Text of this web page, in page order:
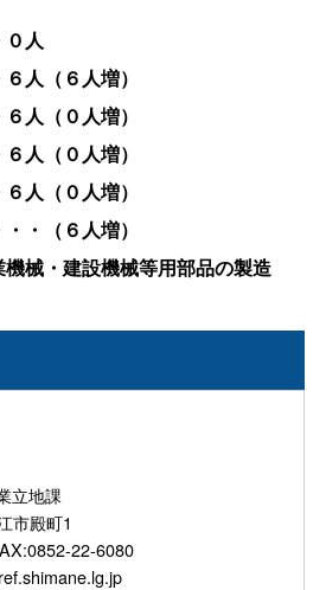
０人
人（６人増）
人（０人増）
人（０人増）
人（０人増）
・（６人増）
機械・建設機械等用部品の製造
立地課
市殿町1
22-6080